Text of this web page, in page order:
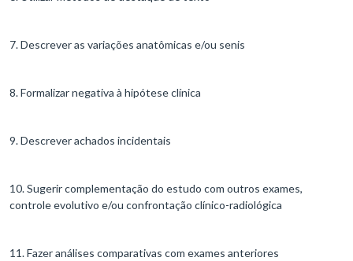
7. Descrever as variações anatômicas e/ou senis
8. Formalizar negativa à hipótese clínica
9. Descrever achados incidentais
10. Sugerir complementação do estudo com outros exames,
controle evolutivo e/ou confrontação clínico-radiológica
11. Fazer análises comparativas com exames anteriores